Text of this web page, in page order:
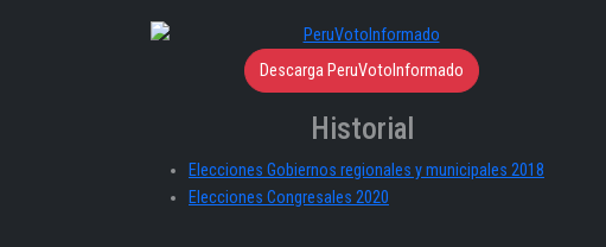
Descarga PeruVotoInformado
Historial
Elecciones Gobiernos regionales y municipales 2018
Elecciones Congresales 2020